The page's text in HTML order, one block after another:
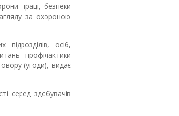
праці, безпеки
за охороною
підрозділів, осіб,
профілактики
(угоди), видає
серед здобувачів